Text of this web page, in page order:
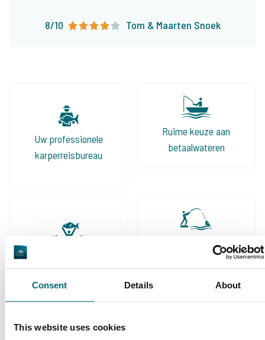
Consent Details About
This website uses cookies
The Carp Specialist en zullen dat zonder
8/10 Tom & Maarten Snoek
Uw professionele
karperreisbureau
Ruime keuze aan
betaalwateren
vissers geholpen
De grootste
community